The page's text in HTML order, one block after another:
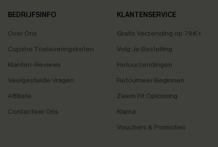
BEDRIJFSINFO
Over Ons
Cupshe Toeleveringsketen
Klanten-Reviews
Veelgestelde Vragen
Affiliate
Contacteer Ons
KLANTENSERVICE
Gratis Verzending op 79€+
Volg Je Bestelling
Retourzendingen
Retourneer Beginnen
Zwem Fit Oplossing
Klarna
Vouchers & Promoties